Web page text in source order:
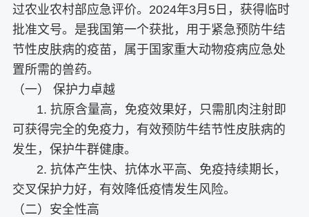
过农业农村部应急评价。2024年3月5日，获得临时
批准文号。是我国第一个获批，用于紧急预防牛结
节性皮肤病的疫苗，属于国家重大动物疫病应急处
置所需的兽药。
（一） 保护力卓越
1. 抗原含量高，免疫效果好，只需肌肉注射即
可获得完全的免疫力，有效预防牛结节性皮肤病的
发生，保护牛群健康。
2. 抗体产生快、抗体水平高、免疫持续期长，
交叉保护力好，有效降低疫情发生风险。
（二）安全性高